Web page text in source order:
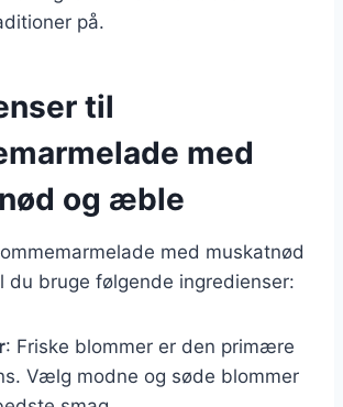
på.
til
med
og æble
med muskatnød
du bruge følgende ingredienser:
: Friske blommer er den primære
Vælg modne og søde blommer